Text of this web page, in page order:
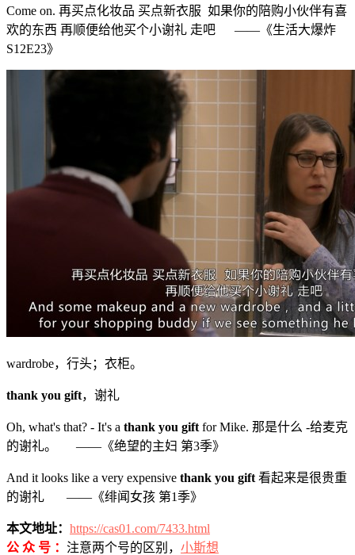
Come on. 再买点化妆品 买点新衣服 如果你的陪购小伙伴有喜
欢的东西 再顺便给他买个小谢礼 走吧 ——《生活大爆炸
S12E23》
wardrobe，行头；衣柜。
thank you gift，谢礼
Oh, what's that? - It's a thank you gift for Mike. 那是什么 -给麦克
的谢礼。 ——《绝望的主妇 第3季》
And it looks like a very expensive thank you gift 看起来是很贵重
的谢礼 ——《绯闻女孩 第1季》
本文地址： https://cas01.com/7433.html
公 众 号 ： 注意两个号的区别， 小斯想